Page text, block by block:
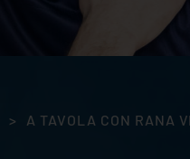
> A TAVOLA CON RANA